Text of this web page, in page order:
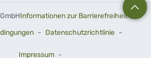
Informationen zur Barrierefreiheit-
- Datenschutzrichtlinie -
Impressum -